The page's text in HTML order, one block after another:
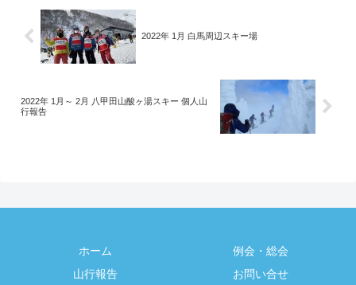
ことに気付く。そしてすぐ右にルートを
2022年 1月 白馬周辺スキー場
2022年 1月～ 2月 八甲田山酸ヶ湯スキー 個人山
行報告
ホーム
例会・総会
山行報告
お問い合せ